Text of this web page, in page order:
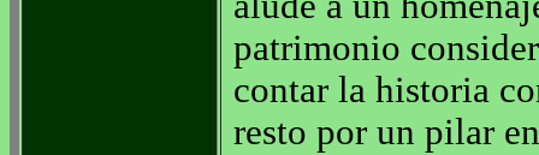
patrimonio
contar la historia
resto por un pilar